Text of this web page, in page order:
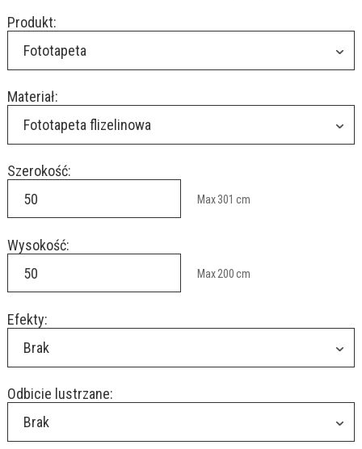
Produkt:
Fototapeta
Materiał:
Fototapeta flizelinowa
Szerokość:
Max301 cm
Wysokość:
Max200cm
Efekty:
Brak
Odbicie lustrzane:
Brak